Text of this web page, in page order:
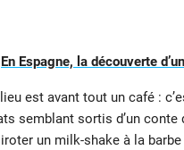
En Espagne, la découverte
est avant tout un café :
semblant sortis d’un
un milk-shake à la